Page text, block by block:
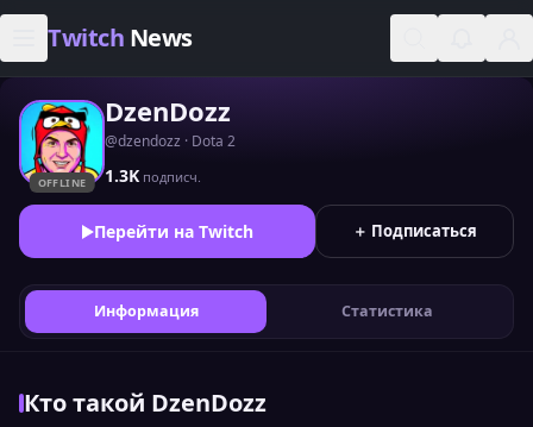
Skip to content
Twitch News
OFFLINE
DzenDozz
@dzendozz · Dota 2
1.3K подписч.
Перейти на Twitch ＋ Подписаться
Информация Статистика
Кто такой DzenDozz